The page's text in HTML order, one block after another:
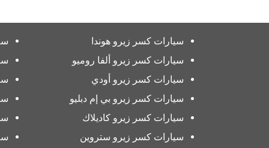
سيارات كسر زيرو هوندا
سيارات كسر زيرو ألفا روميو
سيارات كسر زيرو أودي
سيارات كسر زيرو بي إم دبليو
سيارات كسر زيرو كاديلاك
سيارات كسر زيرو ستروين